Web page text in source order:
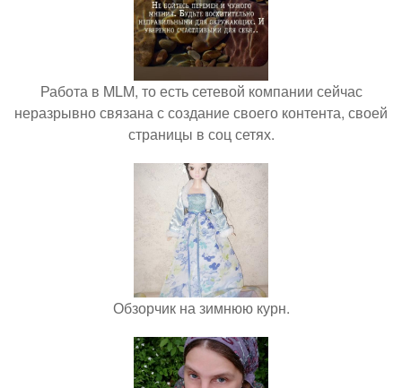
Работа в MLM, то есть сетевой компании сейчас
неразрывно связана с создание своего контента, своей
страницы в соц сетях.
Обзорчик на зимнюю курн.